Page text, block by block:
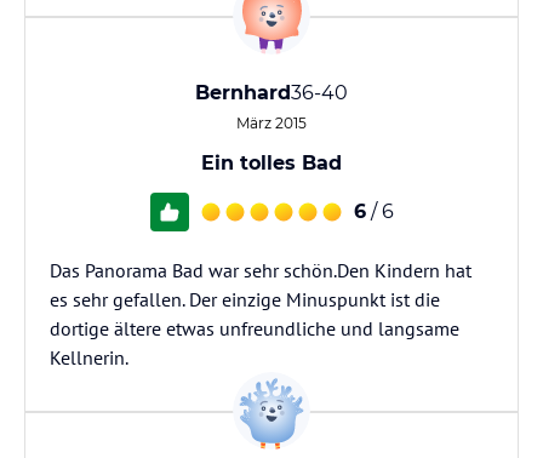
Bernhard36-40
März 2015
Ein tolles Bad
6 / 6
Das Panorama Bad war sehr schön.Den Kindern hat
es sehr gefallen. Der einzige Minuspunkt ist die
dortige ältere etwas unfreundliche und langsame
Kellnerin.